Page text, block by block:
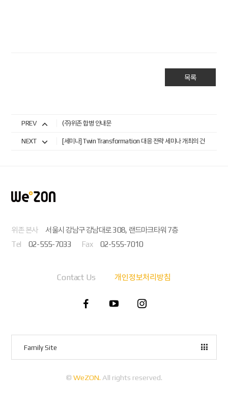
목록
PREV (주)위존 합병 안내문
NEXT [세미나] Twin Transformation 대응 전략 세미나 개최의 건
위존 본사
서울시 강남구 강남대로 308, 랜드마크타워 7층
Tel
02-555-7033 Fax 02-555-7010
Contact Us 개인정보처리방침
Family Site
© WeZON. All rights reserved.